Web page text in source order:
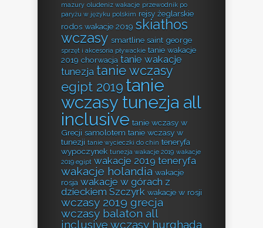
mazury oludeniz wakacje przewodnik po
paryżu w języku polskim rejsy żeglarskie
rodos wakacje 2019 skiathos
wczasy smartline saint george
sprzęt i akcesoria pływackie tanie wakacje
2019 chorwacja tanie wakacje
tunezja tanie wczasy
egipt 2019 tanie
wczasy tunezja all
inclusive tanie wczasy w
Grecji samolotem tanie wczasy w
tunezji tanie wycieczki do chin teneryfa
wypoczynek tunezja wakacje 2019 wakacje
2019 egipt wakacje 2019 teneryfa
wakacje holandia wakacje
rosja wakacje w górach z
dzieckiem Szczyrk wakacje w rosji
wczasy 2019 grecja
wczasy balaton all
inclusive wczasy hurghada